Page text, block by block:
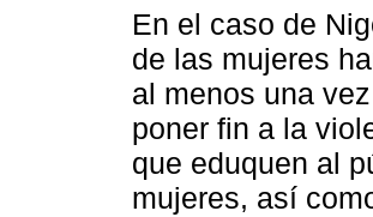
En el caso de
de las mujeres
al menos una
poner fin a la
que eduquen al
mujeres, así